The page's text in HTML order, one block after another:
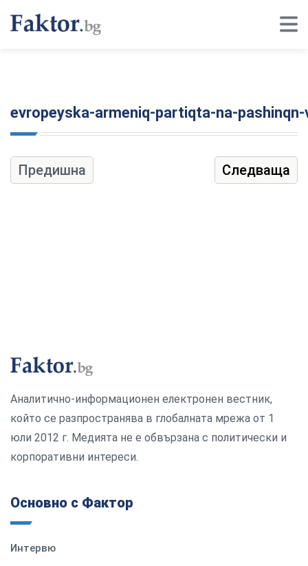
evropeyska-armeniq-partiqta-na-
Предишна Следваща
Аналитично-информационен електронен вестник,
който се разпространява в глобалната мрежа от 1
юли 2012 г. Медията не е обвързана с политически и
корпоративни интереси.
Основно с Фактор
Интервю